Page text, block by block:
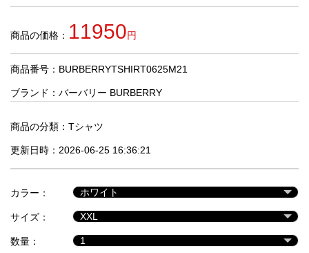
商
人
気
商
セ
ル
品
商品の価格： 11950円
商品番号：BURBERRYTSHIRT0625M21
ブランド： バーバリー BURBERRY
商品の分類： Tシャツ
更新日時：2026-06-25 16:36:21
カラー：
サイズ：
数量：